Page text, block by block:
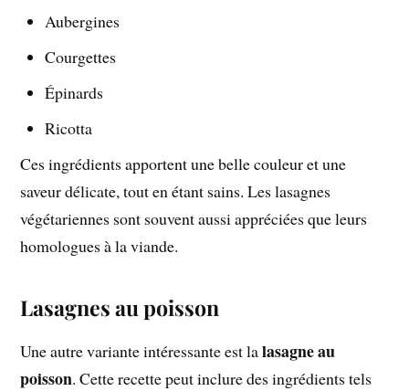
Aubergines
Courgettes
Épinards
Ricotta
Ces ingrédients apportent une belle couleur et une
saveur délicate, tout en étant sains. Les lasagnes
végétariennes sont souvent aussi appréciées que leurs
homologues à la viande.
Lasagnes au poisson
Une autre variante intéressante est lalasagne au
poisson. Cette recette peut inclure des ingrédients tels